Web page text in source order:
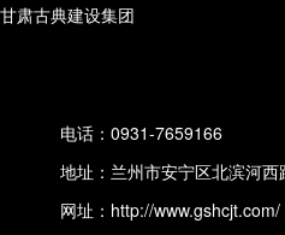
甘肃古典建设集团
电话：0931-7659166
地址：兰州市安宁区北滨河
网址： http://www.gshcjt.com/